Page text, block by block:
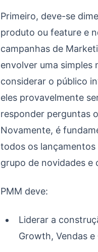
Primeiro, deve-se
produto ou feature e
campanhas de
envolver uma simples
considerar o público
eles provavelmente
responder perguntas
Novamente, é
todos os
grupo de novidades e
PMM deve:
Liderar a
Growth, Vendas e